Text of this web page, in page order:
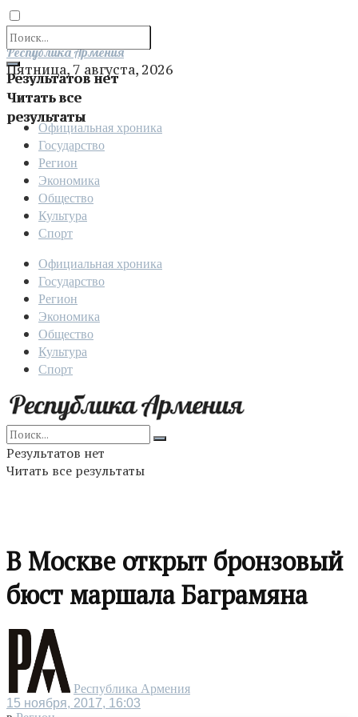
Результатов нет
Читать все
результаты
Отправить
Республика Армения
Пятница, 7 августа, 2026
Официальная хроника
Государство
Регион
Экономика
Общество
Культура
Спорт
Официальная хроника
Государство
Регион
Экономика
Общество
Культура
Спорт
Результатов нет
Читать все результаты
В Москве открыт бронзовый
бюст маршала Баграмяна
Республика Армения
15 ноября, 2017, 16:03